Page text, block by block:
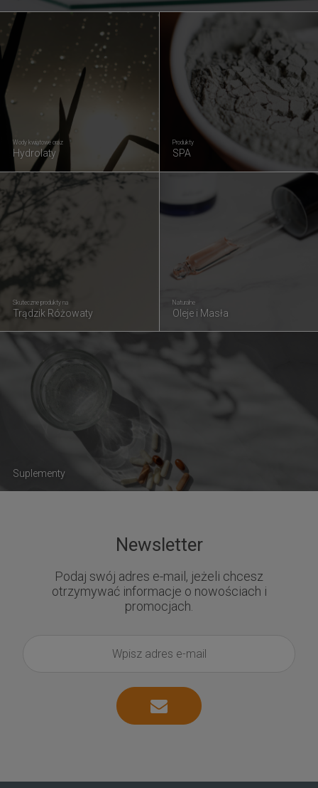
Wody kwiatowe oraz
Hydrolaty
Produkty
SPA
Suplementy
Skuteczne produkty na
Trądzik Różowaty
Naturalne
Oleje i Masła
Newsletter
Podaj swój adres e-mail, jeżeli chcesz
otrzymywać informacje o nowościach i
promocjach.